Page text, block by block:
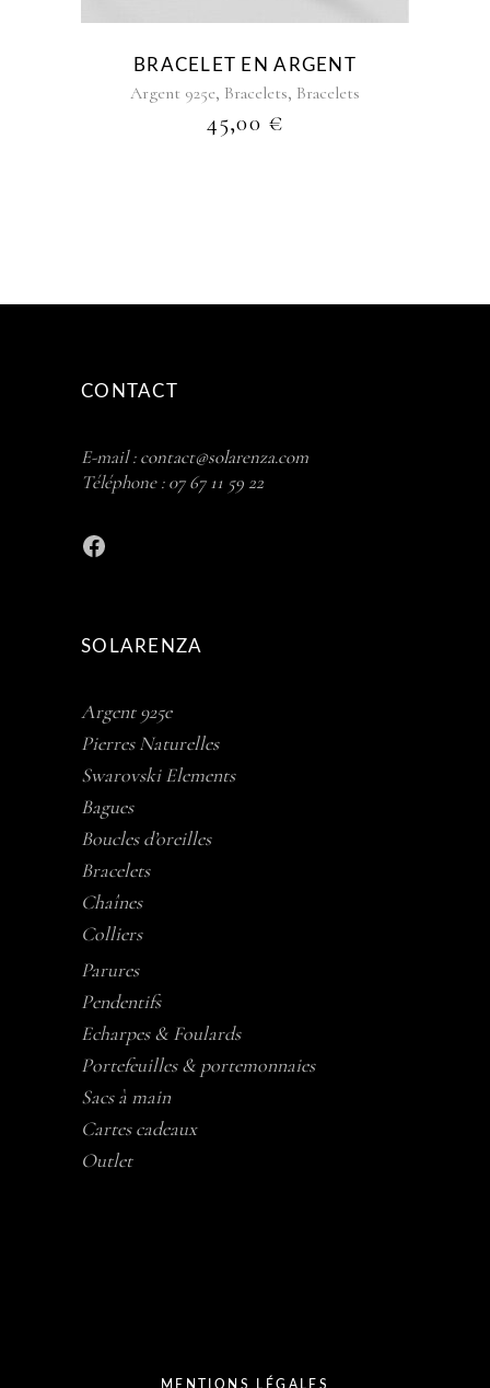
BRACELET EN ARGENT
Argent 925e, Bracelets, Bracelets
45,00 €
CONTACT
E-mail :contact@solarenza.com
Téléphone :07 67 11 59 22
Facebook
SOLARENZA
Argent 925e
Pierres Naturelles
Swarovski Elements
Bagues
Boucles d’oreilles
Bracelets
Chaînes
Colliers
Parures
Pendentifs
Echarpes & Foulards
Portefeuilles & portemonnaies
Sacs à main
Cartes cadeaux
Outlet
MENTIONS LÉGALES